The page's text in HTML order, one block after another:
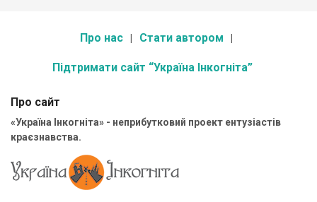
Про нас Стати автором
Підтримати сайт “Україна Інкогніта”
Про сайт
«Україна Інкогніта» - неприбутковий проект ентузіастів
краєзнавства.